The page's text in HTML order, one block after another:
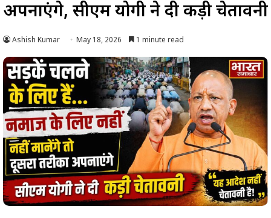
अपनाएंगे, सीएम योगी ने दी कड़ी चेतावनी
Ashish Kumar May 18, 2026 1 minute read